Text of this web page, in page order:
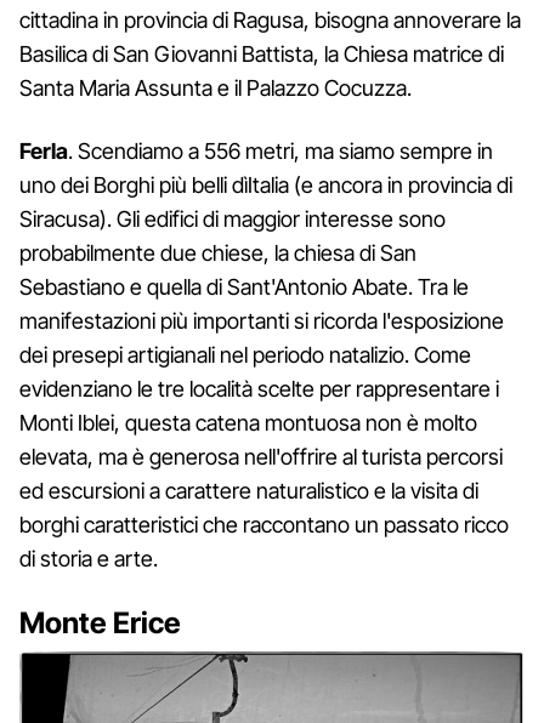
cittadina in provincia di Ragusa, bisogna annoverare la
Basilica di San Giovanni Battista, la Chiesa matrice di
Santa Maria Assunta e il Palazzo Cocuzza.
Ferla. Scendiamo a 556 metri, ma siamo sempre in
uno dei Borghi più belli dìItalia (e ancora in provincia di
Siracusa). Gli edifici di maggior interesse sono
probabilmente due chiese, la chiesa di San
Sebastiano e quella di Sant'Antonio Abate. Tra le
manifestazioni più importanti si ricorda l'esposizione
dei presepi artigianali nel periodo natalizio. Come
evidenziano le tre località scelte per rappresentare i
Monti Iblei, questa catena montuosa non è molto
elevata, ma è generosa nell'offrire al turista percorsi
ed escursioni a carattere naturalistico e la visita di
borghi caratteristici che raccontano un passato ricco
di storia e arte.
Monte Erice